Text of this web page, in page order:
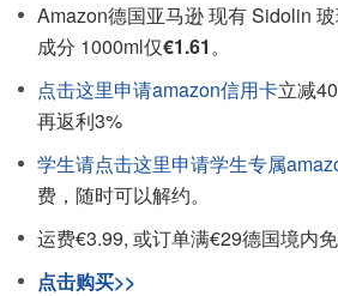
Amazon德国亚马逊 现有 Sidolin
成分 1000ml仅€1.61。
点击这里申请amazon信用卡立减
再返利3%
学生请点击这里申请学生专属
费，随时可以解约。
运费€3.99, 或订单满€29德国境内免
点击购买>>